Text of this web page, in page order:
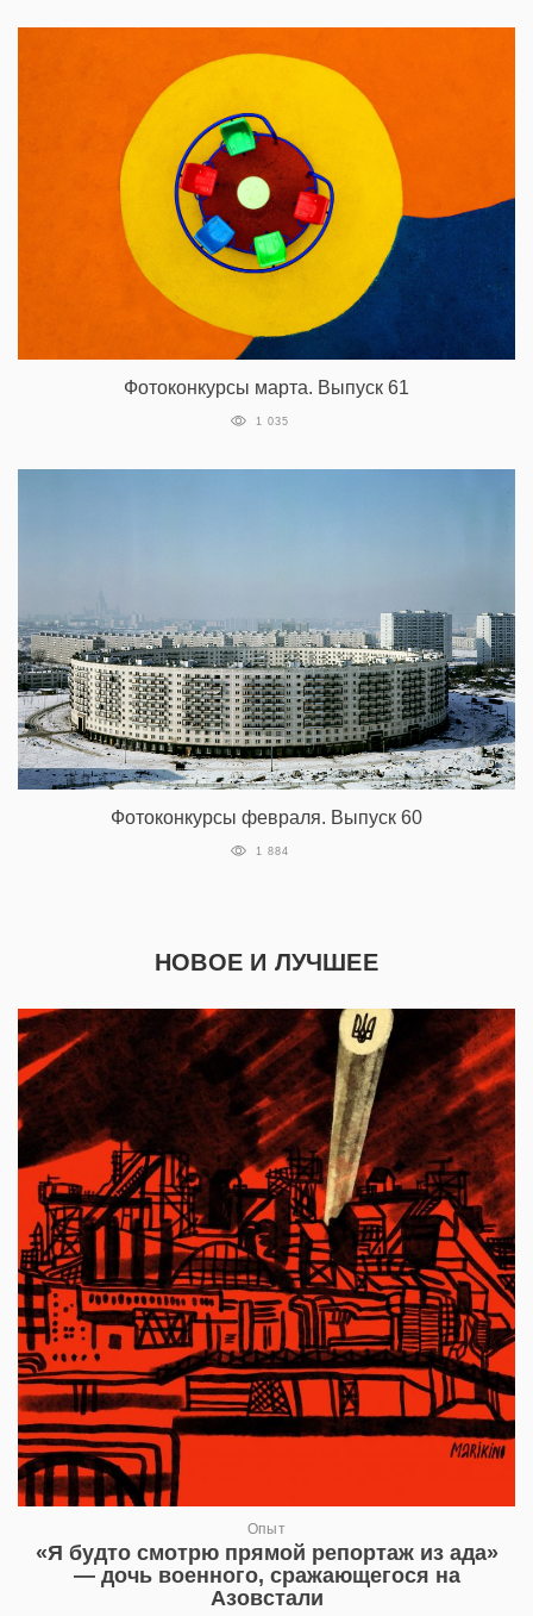
Фотоконкурсы марта. Выпуск 61
1 035
Фотоконкурсы февраля. Выпуск 60
1 884
НОВОЕ И ЛУЧШЕЕ
Опыт
«Я будто смотрю прямой репортаж из ада»
— дочь военного, сражающегося на
Азовстали